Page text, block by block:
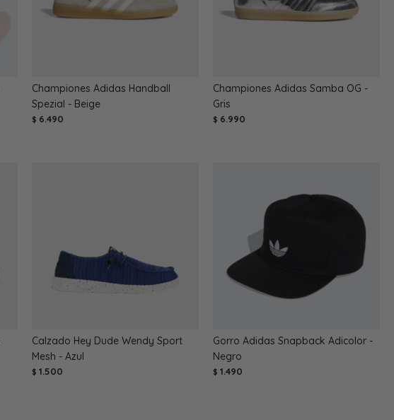
Championes Adidas Handball
Spezial - Beige
$ 6.490
Championes Adidas Samba OG -
Gris
$ 6.990
Calzado Hey Dude Wendy Sport
Mesh - Azul
$ 1.500
Gorro Adidas Snapback Adicolor -
Negro
$ 1.490